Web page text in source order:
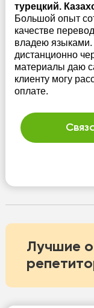
турецкий.
Большой опыт
качестве
владею языками.
дистанционно
материалы даю
клиенту могу
оплате.
Лучшие